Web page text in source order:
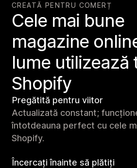
CREATĂ PENTRU COMERȚ
Cele mai bune
magazine
lume utilizează
Shopify
Pregătită pentru viitor
Actualizată constant;
întotdeauna perfect cu cele
Shopify.
Încercați înainte să plătiți